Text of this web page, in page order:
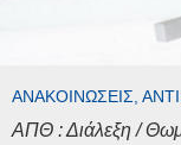
ΑΝΑΚΟΙΝΏΣΕΙΣ,
ΑΠΘ : Διάλεξη /